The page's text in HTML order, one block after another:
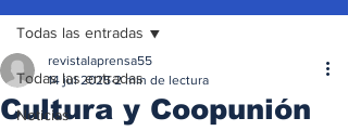
Todas las entradas
Noticias
Todas las entradas
Cultura y Coopunión
revistalaprensa55
14 jul 2025 2 min de lectura